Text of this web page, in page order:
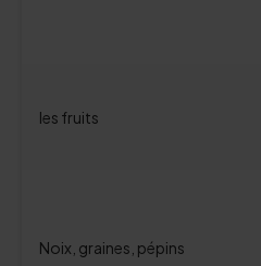
les fruits
Noix, graines, pépins